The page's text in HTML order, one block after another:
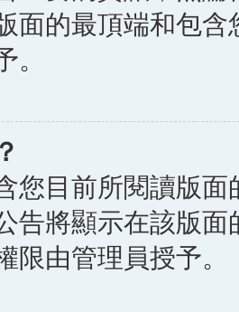
面的最頂端和包
。
您目前所閱讀版
告將顯示在該版
限由管理員授予。